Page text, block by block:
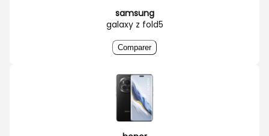
samsung
galaxy z fold5
Comparer